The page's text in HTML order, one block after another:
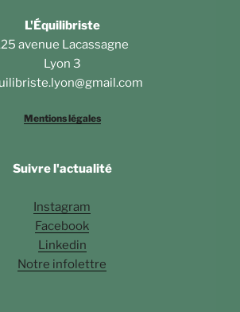
L'Équilibriste
avenue Lacassagne
Lyon 3
Mentions légales
Suivre l'actualité
Instagram
Facebook
Linkedin
Notre infolettre